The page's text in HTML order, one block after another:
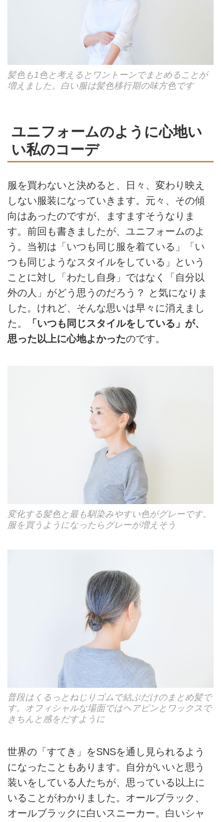
髪色も1色と考えるとワントーンでまとめることが
増えました。白い服は髪色移行期の味方色です
ユニフォームのように心地い
い私のコーデ
服を買わないと決めると、⽇々、変わり映え
しない服装になっていきます。元々、その傾
向はあったのですが、ますますそうなりま
す。前回も書きましたが、ユニフォームのよ
う。当初は「いつも同じ服を着ている」「い
つも同じようなスタイルをしている」という
ことに対し「わたし自身」ではなく「⾃分以
外の⼈」がどう思うのだろう？ と気になりま
した。けれど、そんな思いは早々に消えまし
た。
「いつも同じスタイルをしている」が、
思った以上に⼼地よかったのです。
変化する髪色と最も馴染みやすい色がグレーです。
服を買うようになったらグレーが増えそう
普段はくるっとねじりゴムで結ぶだけのまとめ髪で
す。オフィシャルな場面ではヘアピンとワックスで
きちんと感をだすように
世界の「すてき」をSNSを通し⾒られるよう
になったこともあります。⾃分がいいと思う
装いをしている⼈たちが、思っている以上に
いることがわかりました。オールブラック、
オールブラックに⽩いスニーカー。⽩いシャ